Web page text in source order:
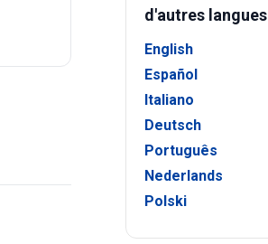
d'autres langues
English
Español
Italiano
Deutsch
Português
Nederlands
Polski